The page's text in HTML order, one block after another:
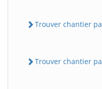
Trouver chantier
Trouver chantier